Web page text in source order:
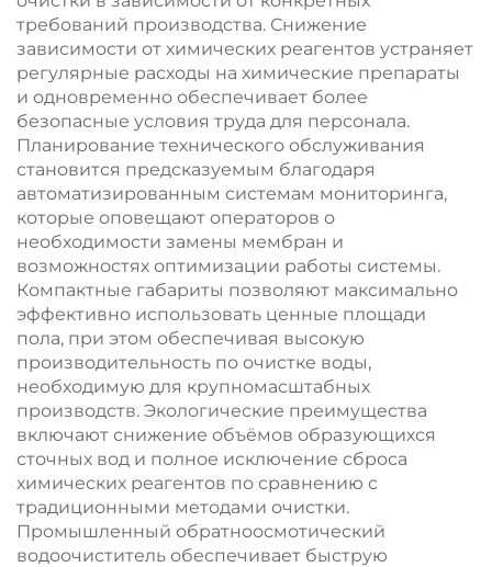
требований производства. Снижение
зависимости от химических реагентов устраняет
регулярные расходы на химические препараты
и одновременно обеспечивает более
безопасные условия труда для персонала.
Планирование технического обслуживания
становится предсказуемым благодаря
автоматизированным системам мониторинга,
которые оповещают операторов о
необходимости замены мембран и
возможностях оптимизации работы системы.
Компактные габариты позволяют максимально
эффективно использовать ценные площади
пола, при этом обеспечивая высокую
производительность по очистке воды,
необходимую для крупномасштабных
производств. Экологические преимущества
включают снижение объёмов образующихся
сточных вод и полное исключение сброса
химических реагентов по сравнению с
традиционными методами очистки.
Промышленный обратноосмотический
водоочиститель обеспечивает быструю